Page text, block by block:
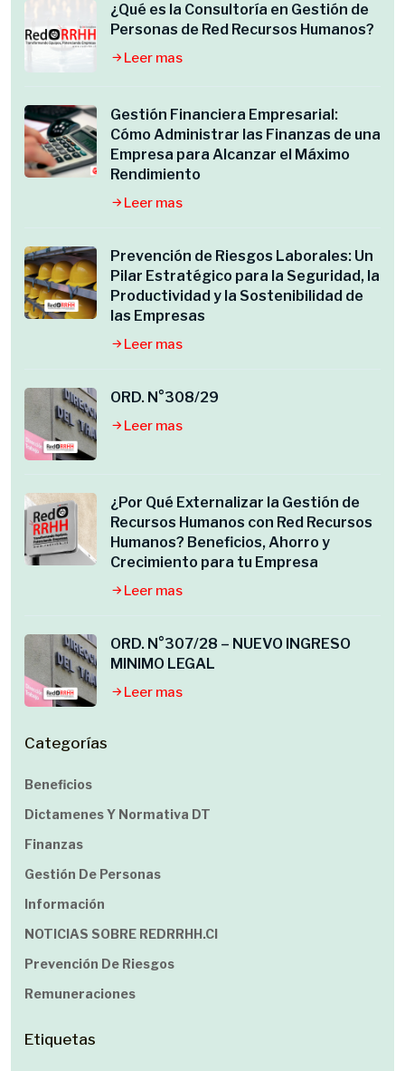
¿Qué es la Consultoría en Gestión de
Personas de Red Recursos Humanos?
Leer mas
Gestión Financiera Empresarial:
Cómo Administrar las Finanzas de una
Empresa para Alcanzar el Máximo
Rendimiento
Leer mas
Prevención de Riesgos Laborales: Un
Pilar Estratégico para la Seguridad, la
Productividad y la Sostenibilidad de
las Empresas
Leer mas
ORD. N°308/29
Leer mas
¿Por Qué Externalizar la Gestión de
Recursos Humanos con Red Recursos
Humanos? Beneficios, Ahorro y
Crecimiento para tu Empresa
Leer mas
ORD. N°307/28 – NUEVO INGRESO
MINIMO LEGAL
Leer mas
Categorías
Beneficios
Dictamenes Y Normativa DT
Finanzas
Gestión De Personas
Información
NOTICIAS SOBRE REDRRHH.cl
Prevención De Riesgos
Remuneraciones
Etiquetas